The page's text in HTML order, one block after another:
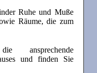
Ruhe und Muße
Räume, die zum
ansprechende
und finden Sie